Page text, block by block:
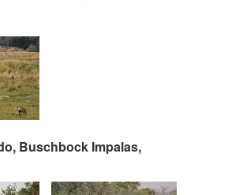
Buschbock Impalas,